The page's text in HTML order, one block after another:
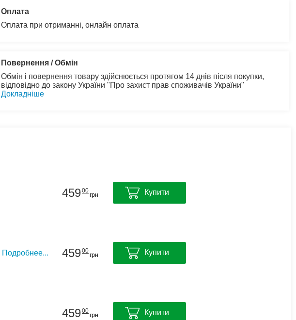
Оплата
Оплата при отриманні, онлайн оплата
Повернення / Обмін
Обмін і повернення товару здійснюється протягом 14 днів після покупки,
відповідно до закону України "Про захист прав споживачів України"
Докладніше
45900
грн Купити
Подробнее... 45900
грн Купити
45900
грн Купити